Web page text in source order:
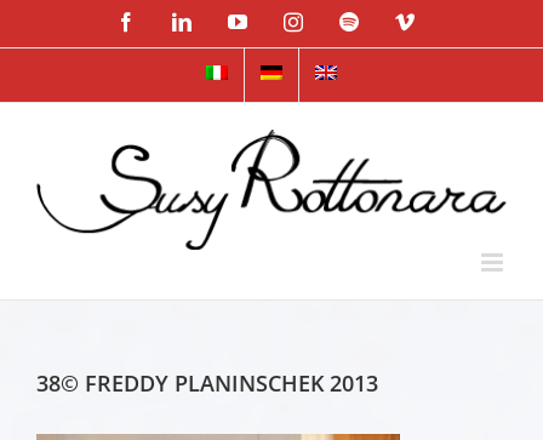
to
FacebookLinkedInYouTubeInstagramSpotifyVimeo
38© FREDDY PLANINSCHEK 2013